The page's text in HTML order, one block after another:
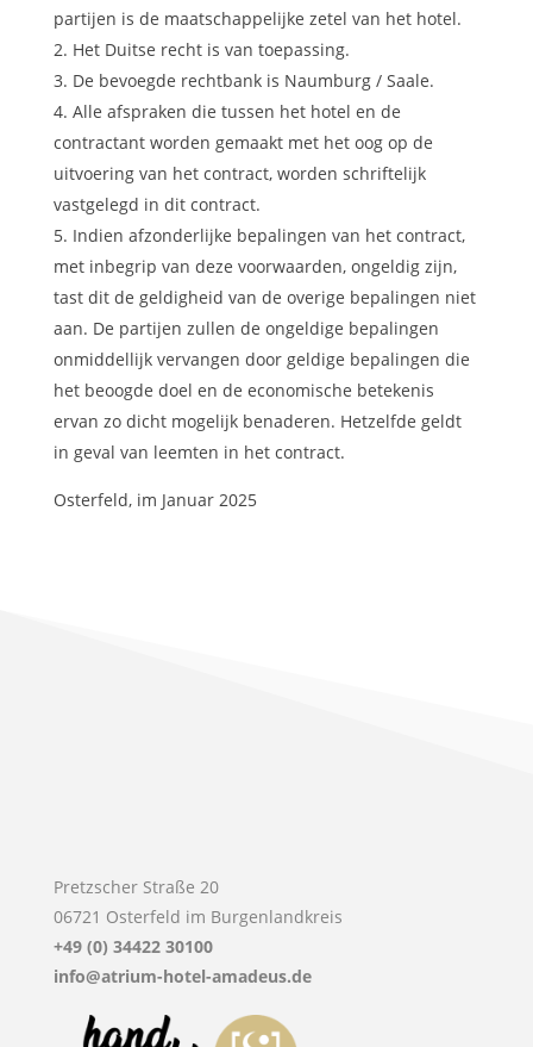
partijen is de maatschappelijke zetel van het hotel.
Het Duitse recht is van toepassing.
De bevoegde rechtbank is Naumburg / Saale.
Alle afspraken die tussen het hotel en de
contractant worden gemaakt met het oog op de
uitvoering van het contract, worden schriftelijk
vastgelegd in dit contract.
Indien afzonderlijke bepalingen van het contract,
met inbegrip van deze voorwaarden, ongeldig zijn,
tast dit de geldigheid van de overige bepalingen niet
aan. De partijen zullen de ongeldige bepalingen
onmiddellijk vervangen door geldige bepalingen die
het beoogde doel en de economische betekenis
ervan zo dicht mogelijk benaderen. Hetzelfde geldt
in geval van leemten in het contract.
Osterfeld, im Januar 2025
Pretzscher Straße 20
06721 Osterfeld im Burgenlandkreis
+49 (0) 34422 30100
info@atrium-hotel-amadeus.de